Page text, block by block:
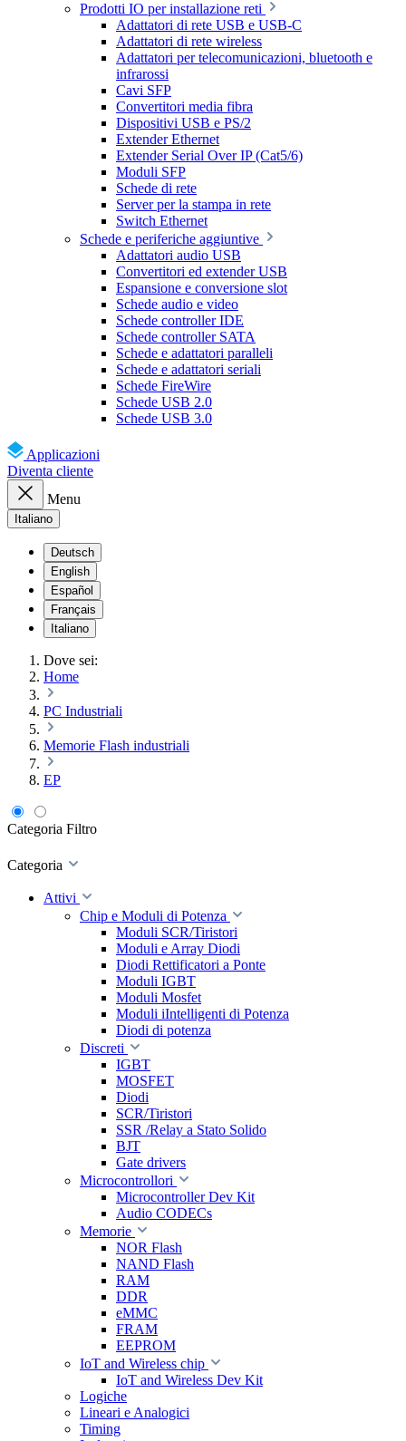
Prodotti IO per installazione reti
Adattatori di rete USB e USB-C
Adattatori di rete wireless
Adattatori per telecomunicazioni, bluetooth e
infrarossi
Cavi SFP
Convertitori media fibra
Dispositivi USB e PS/2
Extender Ethernet
Extender Serial Over IP (Cat5/6)
Moduli SFP
Schede di rete
Server per la stampa in rete
Switch Ethernet
Schede e periferiche aggiuntive
Adattatori audio USB
Convertitori ed extender USB
Espansione e conversione slot
Schede audio e video
Schede controller IDE
Schede controller SATA
Schede e adattatori paralleli
Schede e adattatori seriali
Schede FireWire
Schede USB 2.0
Schede USB 3.0
Applicazioni
Diventa cliente
Menu
Italiano
Deutsch
English
Español
Français
Italiano
Dove sei:
Home
PC Industriali
Memorie Flash industriali
EP
Categoria Filtro
Categoria
Attivi
Chip e Moduli di Potenza
Moduli SCR/Tiristori
Moduli e Array Diodi
Diodi Rettificatori a Ponte
Moduli IGBT
Moduli Mosfet
Moduli iIntelligenti di Potenza
Diodi di potenza
Discreti
IGBT
MOSFET
Diodi
SCR/Tiristori
SSR /Relay a Stato Solido
BJT
Gate drivers
Microcontrollori
Microcontroller Dev Kit
Audio CODECs
Memorie
NOR Flash
NAND Flash
RAM
DDR
eMMC
FRAM
EEPROM
IoT and Wireless chip
IoT and Wireless Dev Kit
Logiche
Lineari e Analogici
Timing